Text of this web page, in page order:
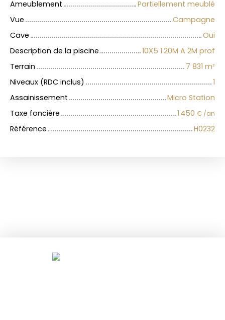
Ameublement
Partiellement meublé
Vue
Campagne
Cave
Oui
Description de la piscine
10X5 1.20M A 2M prof
Terrain
7 831 m²
Niveaux (RDC inclus)
1
Assainissement
Micro Station
Taxe foncière
1 450 € /an
Référence H0232